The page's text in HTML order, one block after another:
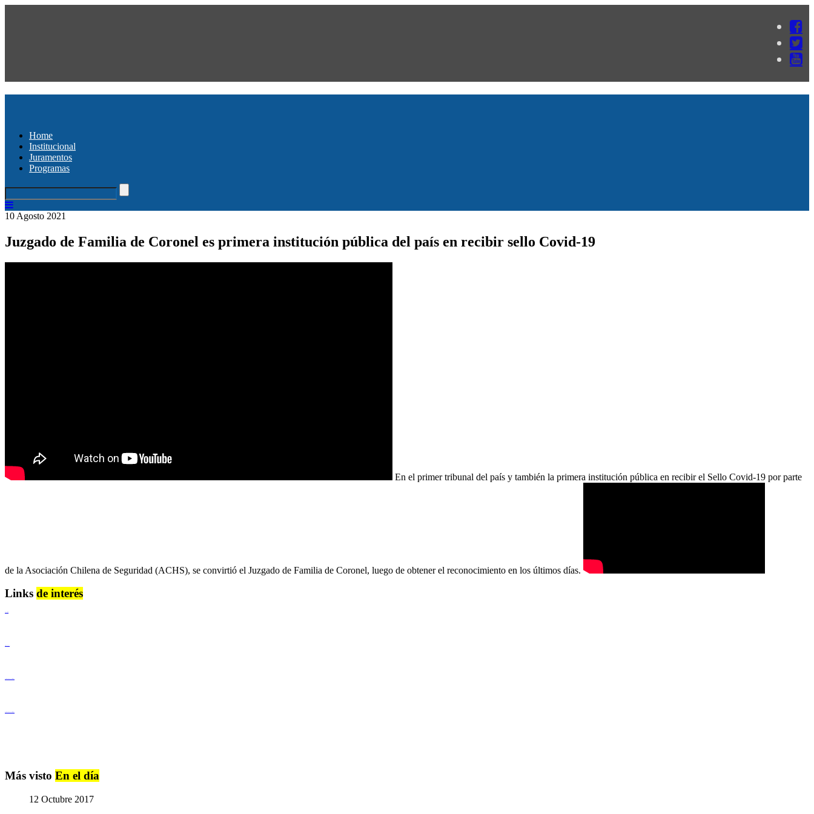
Home
Institucional
Juramentos
Programas
10 Agosto 2021
Juzgado de Familia de Coronel es primera institución pública del país en recibir sello Covid-19
En el primer tribunal del país y también la primera institución pública en recibir el Sello Covid-19 por parte
de la Asociación Chilena de Seguridad (ACHS), se convirtió el Juzgado de Familia de Coronel, luego de obtener el reconocimiento en los últimos días.
Links de interés
Más visto En el día
12 Octubre 2017